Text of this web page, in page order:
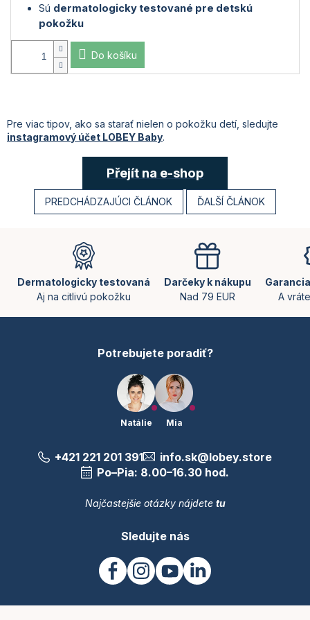
Sú dermatologicky testované pre detskú
pokožku
Do košíku
Pre viac tipov, ako sa starať nielen o pokožku detí, sledujte
instagramový účet LOBEY Baby.
Přejít na e-shop
PREDCHÁDZAJÚCI ČLÁNOK ĎALŠÍ ČLÁNOK
Dermatologicky testovaná
Aj na citlivú pokožku
Darčeky k nákupu
Nad 79 EUR
A
Potrebujete poradiť?
Natálie Mia
+421 221 201 391
info.sk@lobey.store
Po–Pia: 8.00–16.30 hod.
Najčastejšie otázky nájdete tu
Sledujte nás